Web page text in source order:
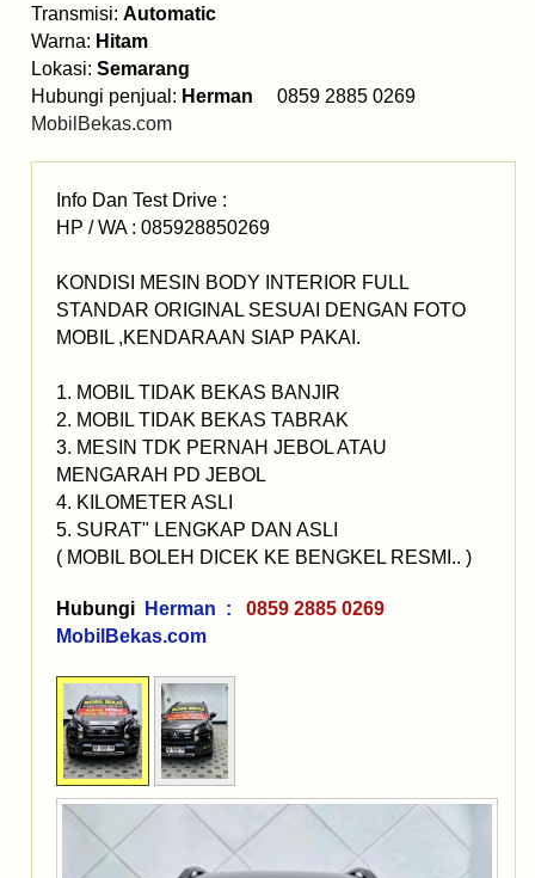
Transmisi: Automatic
Warna: Hitam
Lokasi: Semarang
Hubungi penjual: Herman 0859 2885 0269
MobilBekas.com
Info Dan Test Drive :
HP / WA : 085928850269
KONDISI MESIN BODY INTERIOR FULL
STANDAR ORIGINAL SESUAI DENGAN FOTO
MOBIL ,KENDARAAN SIAP PAKAI.
1. MOBIL TIDAK BEKAS BANJIR
2. MOBIL TIDAK BEKAS TABRAK
3. MESIN TDK PERNAH JEBOL ATAU
MENGARAH PD JEBOL
4. KILOMETER ASLI
5. SURAT" LENGKAP DAN ASLI
( MOBIL BOLEH DICEK KE BENGKEL RESMI.. )
Hubungi Herman :
0859 2885 0269
MobilBekas.com